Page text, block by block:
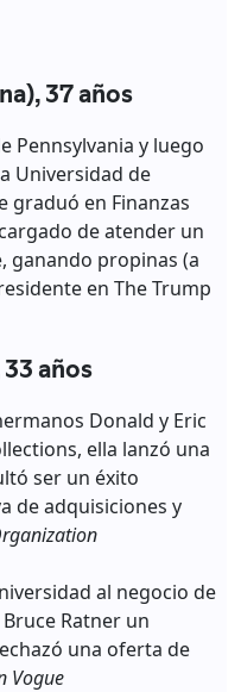
37 años
Pennsylvania y luego
Universidad de
graduó en Finanzas
de atender un
ganando propinas (a
en The Trump
años
Donald y Eric
ella lanzó una
ser un éxito
de adquisiciones y
al negocio de
Ratner un
una oferta de
Vogue